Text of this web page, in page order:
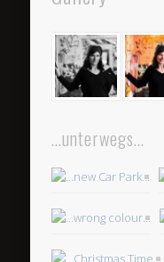
…unterwegs…